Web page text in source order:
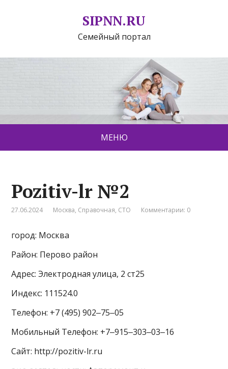
SIPNN.RU
Семейный портал
МЕНЮ
Pozitiv-lr №2
27.06.2024 Москва, Справочная, СТО Комментарии: 0
город: Москва
Район: Перово район
Адрес: Электродная улица, 2 ст25
Индекс: 111524.0
Телефон: +7 (495) 902‒75‒05
Мобильный Телефон: +7‒915‒303‒03‒16
Сайт: http://pozitiv-lr.ru